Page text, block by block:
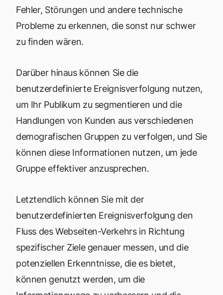
Fehler, Störungen und andere technische
Probleme zu erkennen, die sonst nur schwer
zu finden wären.
Darüber hinaus können Sie die
benutzerdefinierte Ereignisverfolgung nutzen,
um Ihr Publikum zu segmentieren und die
Handlungen von Kunden aus verschiedenen
demografischen Gruppen zu verfolgen, und Sie
können diese Informationen nutzen, um jede
Gruppe effektiver anzusprechen.
Letztendlich können Sie mit der
benutzerdefinierten Ereignisverfolgung den
Fluss des Webseiten-Verkehrs in Richtung
spezifischer Ziele genauer messen, und die
potenziellen Erkenntnisse, die es bietet,
können genutzt werden, um die